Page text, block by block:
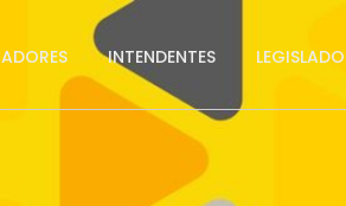
INTENDENTES